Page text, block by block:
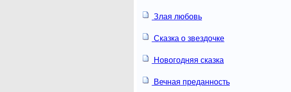
Злая любовь
Сказка о звездочке
Новогодняя сказка
Вечная преданность